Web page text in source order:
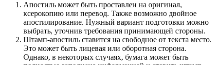
Апостиль может быть проставлен на оригинал,
ксерокопию или перевод. Также возможно двойное
апостилирование. Нужный вариант подготовки можно
выбрать, уточнив требования принимающей стороны.
Штамп-апостиль ставится на свободное от текста место.
Это может быть лицевая или оборотная сторона.
Однако, в некоторых случаях, бумага может быть